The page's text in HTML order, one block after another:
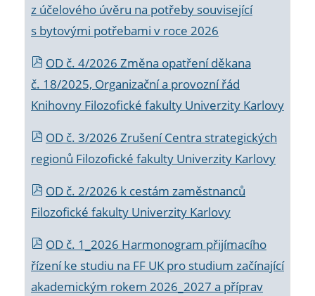
z účelového úvěru na potřeby související
s bytovými potřebami v roce 2026
OD č. 4/2026 Změna opatření děkana
č. 18/2025, Organizační a provozní řád
Knihovny Filozofické fakulty Univerzity Karlovy
OD č. 3/2026 Zrušení Centra strategických
regionů Filozofické fakulty Univerzity Karlovy
OD č. 2/2026 k cestám zaměstnanců
Filozofické fakulty Univerzity Karlovy
OD č. 1_2026 Harmonogram přijímacího
řízení ke studiu na FF UK pro studium začínající
akademickým rokem 2026_2027 a příprav